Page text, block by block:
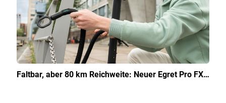
Faltbar, aber 80 km Reichweite: Neuer Egret Pro FX…